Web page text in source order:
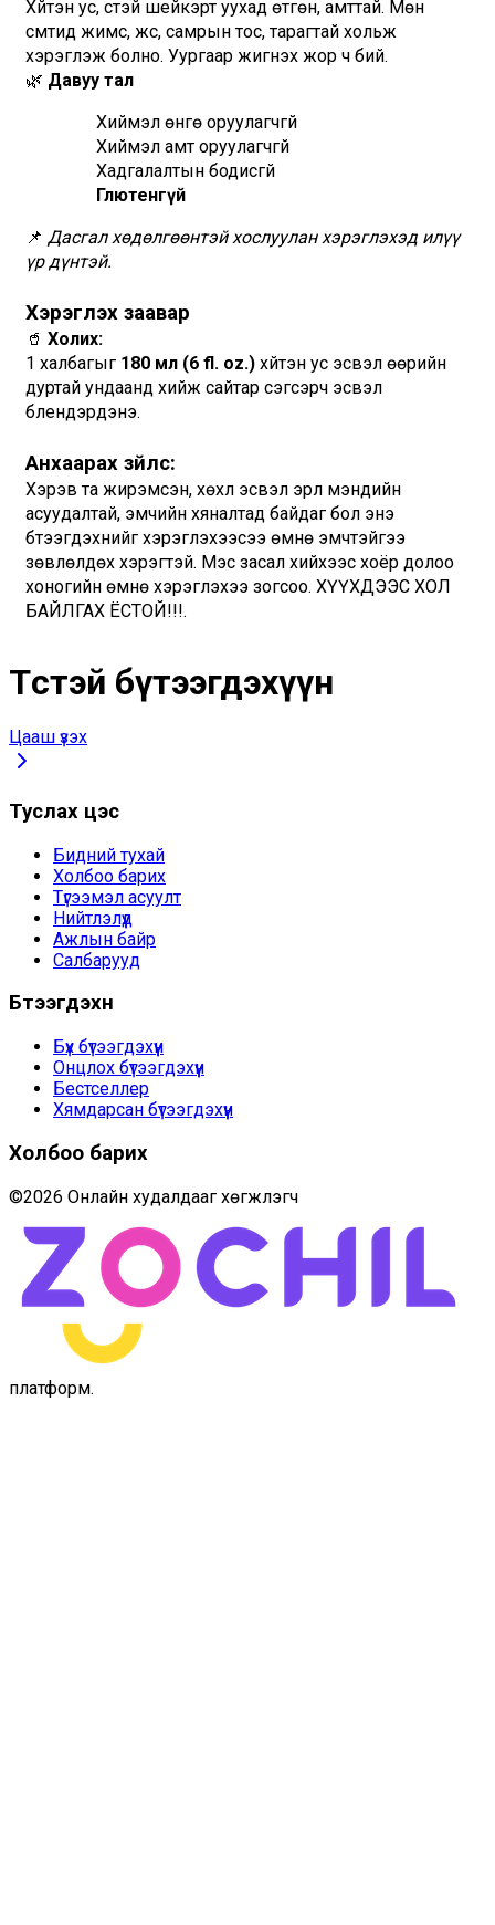
Хүйтэн ус, сүүтэй шейкэрт уухад өтгөн, амттай. Мөн
смүүтид жимс, жүүс, самрын тос, тарагтай хольж
хэрэглэж болно. Уургаар жигнэх жор ч бий.
🌿 Давуу тал
Хиймэл өнгө оруулагчгүй
Хиймэл амт оруулагчгүй
Хадгалалтын бодисгүй
Глютенгүй
📌 Дасгал хөдөлгөөнтэй хослуулан хэрэглэхэд илүү
үр дүнтэй.
Хэрэглэх заавар
🥤 Холих:
1 халбагыг 180 мл (6 fl. oz.) хүйтэн ус эсвэл өөрийн
дуртай ундаанд хийж сайтар сэгсэрч эсвэл
блендэрдэнэ.
Анхаарах зүйлс:
Хэрэв та жирэмсэн, хөхүүл эсвэл эрүүл мэндийн
асуудалтай, эмчийн хяналтад байдаг бол энэ
бүтээгдэхүүнийг хэрэглэхээсээ өмнө эмчтэйгээ
зөвлөлдөх хэрэгтэй. Мэс засал хийхээс хоёр долоо
хоногийн өмнө хэрэглэхээ зогсоо. ХҮҮХДЭЭС ХОЛ
БАЙЛГАХ ЁСТОЙ!!!.
Төстэй бүтээгдэхүүн
Цааш үзэх
Туслах цэс
Бидний тухай
Холбоо барих
Түгээмэл асуулт
Нийтлэлүүд
Ажлын байр
Салбарууд
Бүтээгдэхүүн
Бүх бүтээгдэхүүн
Онцлох бүтээгдэхүүн
Бестселлер
Хямдарсан бүтээгдэхүүн
Холбоо барих
©2026 Онлайн худалдааг хөгжүүлэгч
платформ.